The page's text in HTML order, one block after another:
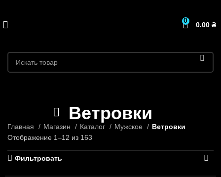
0
0.00 ₴
Ветровки
Главная Магазин Каталог Мужское
Ветровки
Отображение 1–12 из 163
Фильтровать